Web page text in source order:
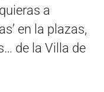
a
en la plazas,
de la Villa de